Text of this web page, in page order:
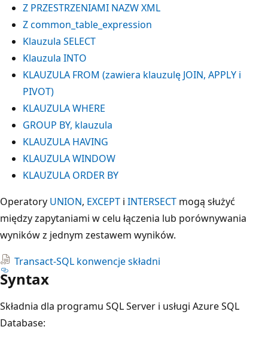
Z PRZESTRZENIAMI NAZW XML
Z common_table_expression
Klauzula SELECT
Klauzula INTO
KLAUZULA FROM (zawiera klauzulę JOIN, APPLY i
PIVOT)
KLAUZULA WHERE
GROUP BY, klauzula
KLAUZULA HAVING
KLAUZULA WINDOW
KLAUZULA ORDER BY
Operatory UNION, EXCEPT i INTERSECT mogą służyć
między zapytaniami w celu łączenia lub porównywania
wyników z jednym zestawem wyników.
Transact-SQL konwencje składni
Syntax
Składnia dla programu SQL Server i usługi Azure SQL
Database: